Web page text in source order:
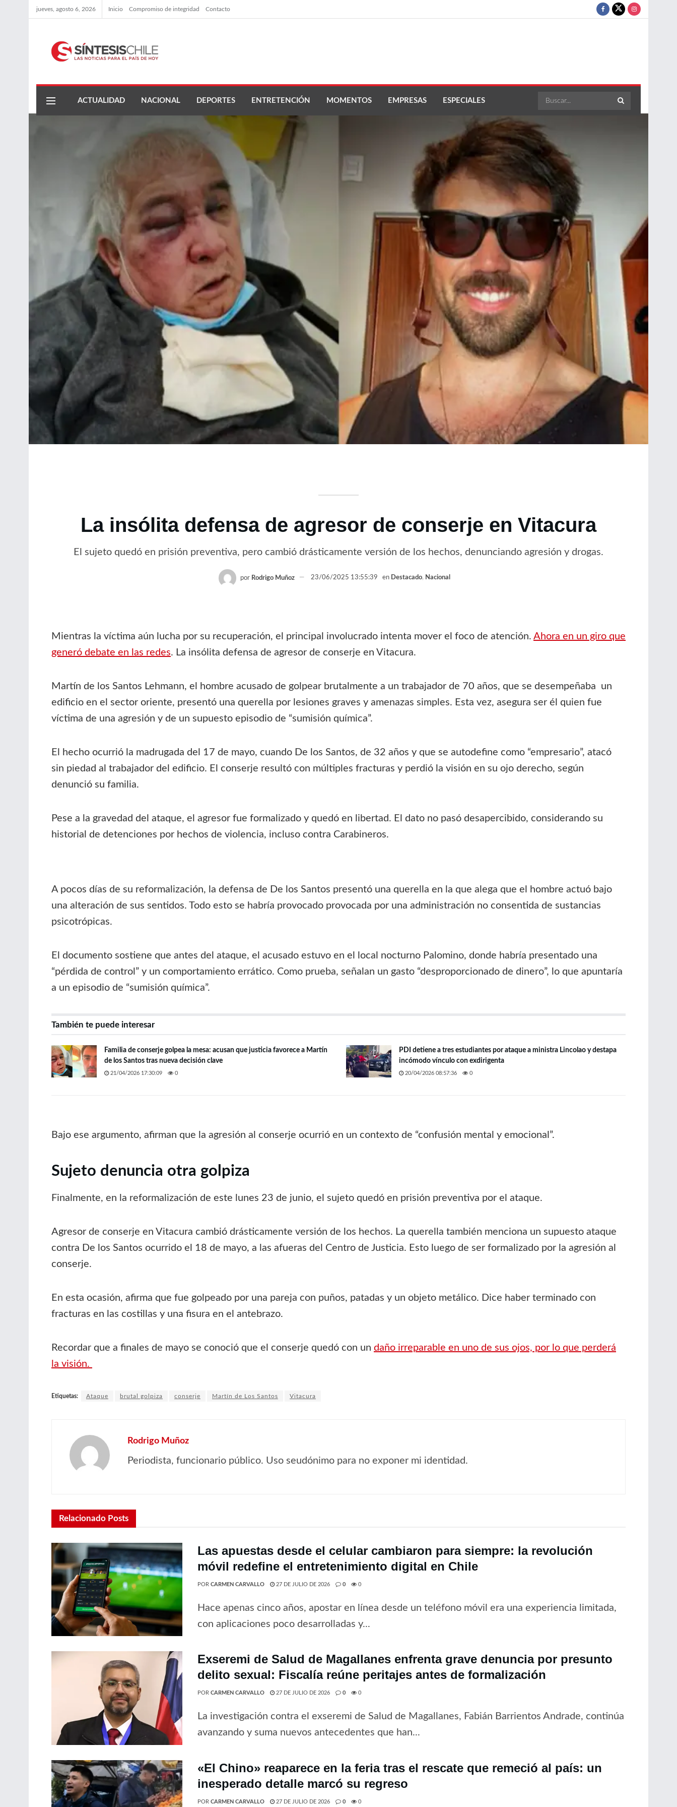
jueves, agosto 6, 2026 Inicio Compromiso de integridad Contacto
ACTUALIDAD NACIONAL DEPORTES ENTRETENCIÓN MOMENTOS EMPRESAS ESPECIALES
La insólita defensa de agresor de conserje en Vitacura
El sujeto quedó en prisión preventiva, pero cambió drásticamente versión de los hechos, denunciando agresión y drogas.
por Rodrigo Muñoz 23/06/2025 13:55:39 en Destacado, Nacional
Mientras la víctima aún lucha por su recuperación, el principal involucrado intenta mover el foco de atención. Ahora en un giro que
generó debate en las redes. La insólita defensa de agresor de conserje en Vitacura.
Martín de los Santos Lehmann, el hombre acusado de golpear brutalmente a un trabajador de 70 años, que se desempeñaba un
edificio en el sector oriente, presentó una querella por lesiones graves y amenazas simples. Esta vez, asegura ser él quien fue
víctima de una agresión y de un supuesto episodio de “sumisión química”.
El hecho ocurrió la madrugada del 17 de mayo, cuando De los Santos, de 32 años y que se autodefine como “empresario”, atacó
sin piedad al trabajador del edificio. El conserje resultó con múltiples fracturas y perdió la visión en su ojo derecho, según
denunció su familia.
Pese a la gravedad del ataque, el agresor fue formalizado y quedó en libertad. El dato no pasó desapercibido, considerando su
historial de detenciones por hechos de violencia, incluso contra Carabineros.
A pocos días de su reformalización, la defensa de De los Santos presentó una querella en la que alega que el hombre actuó bajo
una alteración de sus sentidos. Todo esto se habría provocado provocada por una administración no consentida de sustancias
psicotrópicas.
El documento sostiene que antes del ataque, el acusado estuvo en el local nocturno Palomino, donde habría presentado una
“pérdida de control” y un comportamiento errático. Como prueba, señalan un gasto “desproporcionado de dinero”, lo que apuntaría
a un episodio de “sumisión química”.
También te puede interesar
Familia de conserje golpea la mesa: acusan que justicia favorece a Martín
de los Santos tras nueva decisión clave
21/04/2026 17:30:09 0
PDI detiene a tres estudiantes por ataque a ministra Lincolao y destapa
incómodo vínculo con exdirigenta
20/04/2026 08:57:36 0
Bajo ese argumento, afirman que la agresión al conserje ocurrió en un contexto de “confusión mental y emocional”.
Sujeto denuncia otra golpiza
Finalmente, en la reformalización de este lunes 23 de junio, el sujeto quedó en prisión preventiva por el ataque.
Agresor de conserje en Vitacura cambió drásticamente versión de los hechos. La querella también menciona un supuesto ataque
contra De los Santos ocurrido el 18 de mayo, a las afueras del Centro de Justicia. Esto luego de ser formalizado por la agresión al
conserje.
En esta ocasión, afirma que fue golpeado por una pareja con puños, patadas y un objeto metálico. Dice haber terminado con
fracturas en las costillas y una fisura en el antebrazo.
Recordar que a finales de mayo se conoció que el conserje quedó con un daño irreparable en uno de sus ojos, por lo que perderá
la visión.
Etiquetas: Ataque brutal golpiza conserje Martín de Los Santos Vitacura
Rodrigo Muñoz
Periodista, funcionario público. Uso seudónimo para no exponer mi identidad.
Relacionado Posts
Las apuestas desde el celular cambiaron para siempre: la revolución
móvil redefine el entretenimiento digital en Chile
POR CARMEN CARVALLO 27 DE JULIO DE 2026 0 0
Hace apenas cinco años, apostar en línea desde un teléfono móvil era una experiencia limitada,
con aplicaciones poco desarrolladas y...
Exseremi de Salud de Magallanes enfrenta grave denuncia por presunto
delito sexual: Fiscalía reúne peritajes antes de formalización
POR CARMEN CARVALLO 27 DE JULIO DE 2026 0 0
La investigación contra el exseremi de Salud de Magallanes, Fabián Barrientos Andrade, continúa
avanzando y suma nuevos antecedentes que han...
«El Chino» reaparece en la feria tras el rescate que remeció al país: un
inesperado detalle marcó su regreso
POR CARMEN CARVALLO 27 DE JULIO DE 2026 0 0